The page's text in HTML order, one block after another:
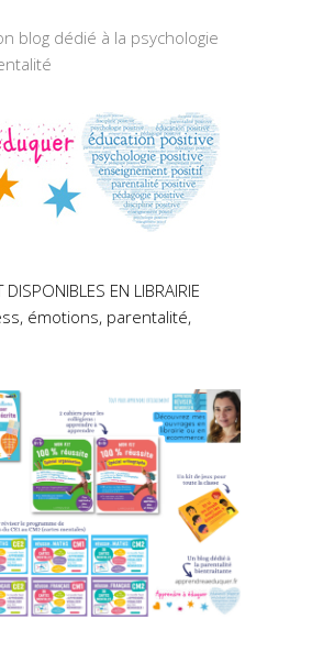
blog dédié à la psychologie
EN LIBRAIRIE
émotions, parentalité,